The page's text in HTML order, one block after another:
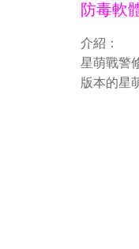
防毒軟
介紹：
星萌戰警
版本的星